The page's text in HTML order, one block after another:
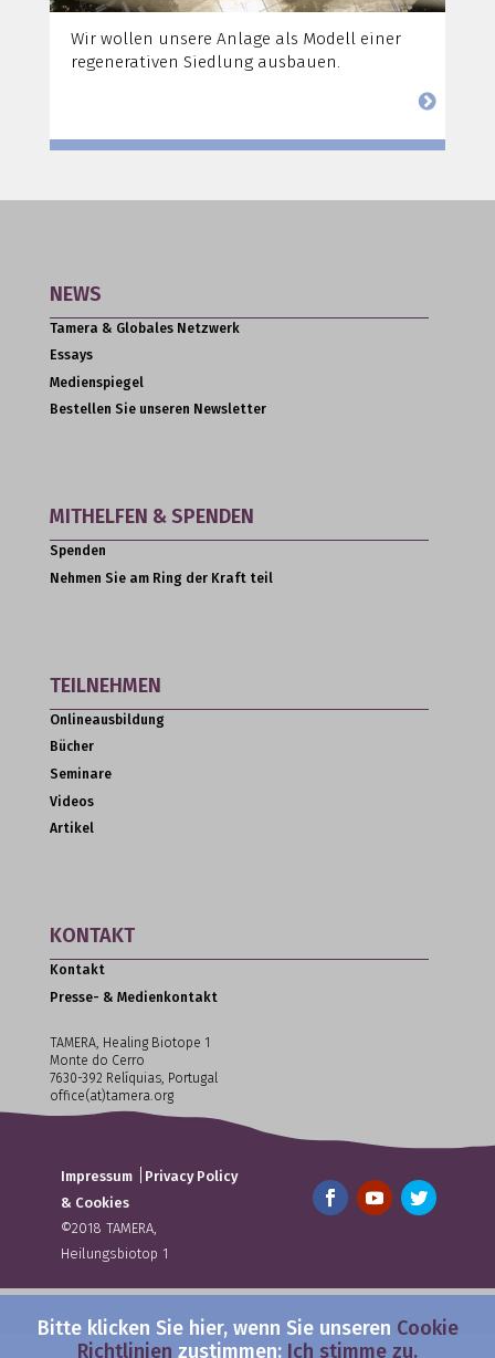
Wir wollen unsere Anlage als Modell einer
regenerativen Siedlung ausbauen.
Bitte klicken Sie hier, wenn Sie unseren Cookie
Richtlinien zustimmen: Ich stimme zu.
NEWS
Tamera & Globales Netzwerk
Essays
Medienspiegel
Bestellen Sie unseren Newsletter
MITHELFEN & SPENDEN
Spenden
Nehmen Sie am Ring der Kraft teil
TEILNEHMEN
Onlineausbildung
Bücher
Seminare
Videos
Artikel
KONTAKT
Kontakt
Presse- & Medienkontakt
TAMERA, Healing Biotope 1
Monte do Cerro
7630-392 Relíquias, Portugal
office(at)tamera.org
Impressum|
Privacy Policy
& Cookies
©2018 TAMERA,
Heilungsbiotop 1